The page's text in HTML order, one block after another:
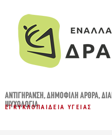
ΑΝΤΙΓΉΡΑΝΣΗ,ΔΗΜΟΦΙΛΉ ΆΡΘΡΑ,
ΨΥΧΟΛΟΓΊΑ
ΕΓΚΥΚΛΟΠΑΊΔΕΙΑ ΥΓΕΊΑΣ